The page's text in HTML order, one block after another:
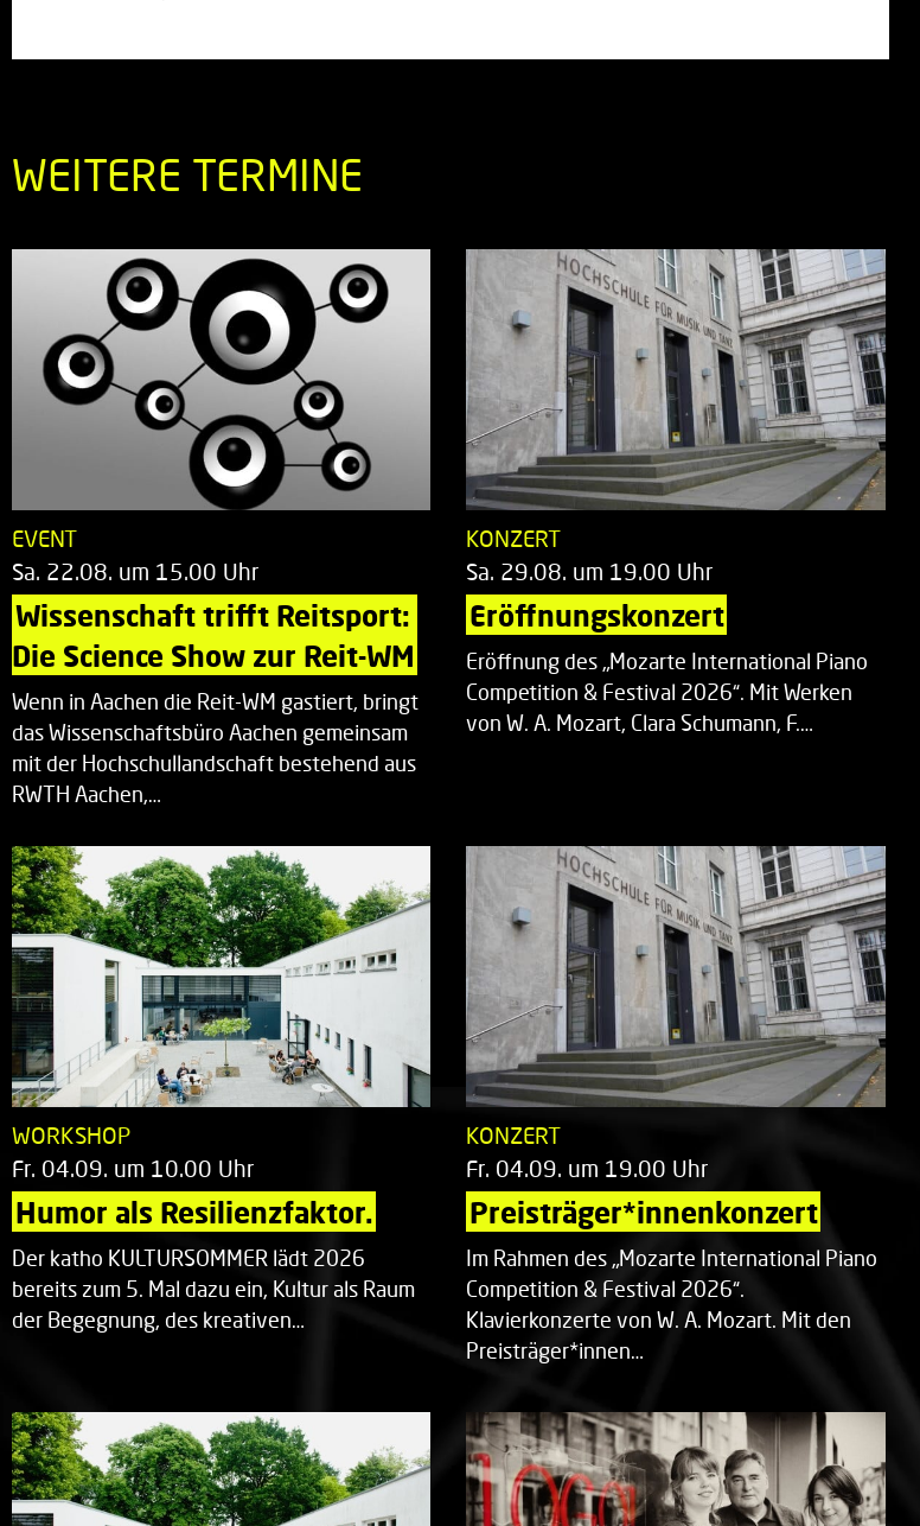
WEITERE TERMINE
EVENT
Sa. 22.08. um 15.00 Uhr
Wissenschaft trifft Reitsport:
Die Science Show zur Reit-WM
Wenn in Aachen die Reit-WM gastiert, bringt
das Wissenschaftsbüro Aachen gemeinsam
mit der Hochschullandschaft bestehend aus
RWTH Aachen,…
KONZERT
Sa. 29.08. um 19.00 Uhr
Eröffnungskonzert
Eröffnung des „Mozarte International Piano
Competition & Festival 2026“. Mit Werken
von W. A. Mozart, Clara Schumann, F.…
WORKSHOP
Fr. 04.09. um 10.00 Uhr
Humor als Resilienzfaktor.
Der katho KULTURSOMMER lädt 2026
bereits zum 5. Mal dazu ein, Kultur als Raum
der Begegnung, des kreativen…
KONZERT
Fr. 04.09. um 19.00 Uhr
Preisträger*innenkonzert
Im Rahmen des „Mozarte International Piano
Competition & Festival 2026“.
Klavierkonzerte von W. A. Mozart. Mit den
Preisträger*innen…